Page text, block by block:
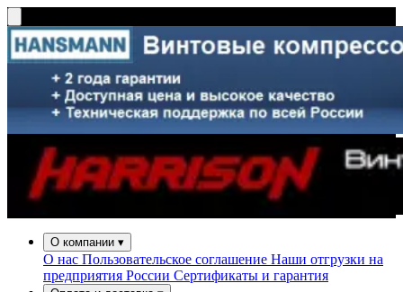
О компании ▾
О нас Пользовательское соглашение Наши отгрузки на
предприятия России Сертификаты и гарантия